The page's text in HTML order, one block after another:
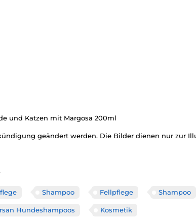
und Katzen mit Margosa 200ml
geändert werden. Die Bilder dienen nur zur
Shampoo Fellpflege Shampoo
Hundeshampoos Kosmetik